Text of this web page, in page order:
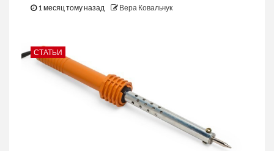
1 месяц тому назад Вера Ковальчук
СТАТЬИ